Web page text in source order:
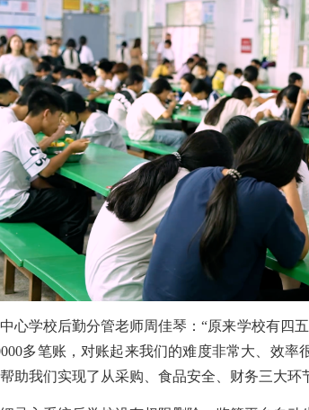
心学校后勤分管老师周佳琴：“原来学校有四
多笔账，对账起来我们的难度非常大、效率
助我们实现了从采购、食品安全、财务三大环